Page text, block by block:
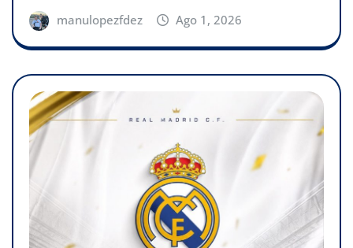
manulopezfdez Ago 1, 2026